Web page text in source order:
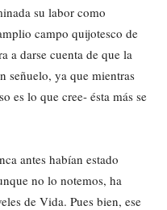
su labor como
campo quijotesco de
a darse cuenta de que la
señuelo, ya que mientras
es lo que cree- ésta más se
antes habían estado
no lo notemos, ha
de Vida. Pues bien, ese